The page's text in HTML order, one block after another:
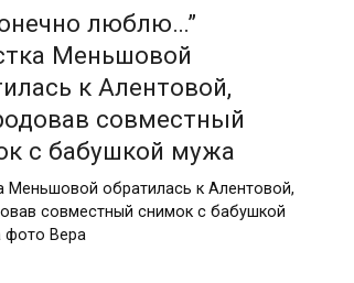
люблю…”
Меньшовой
к Алентовой,
совместный
с бабушкой мужа
Меньшовой обратилась к Алентовой,
совместный снимок с бабушкой
фото Вера